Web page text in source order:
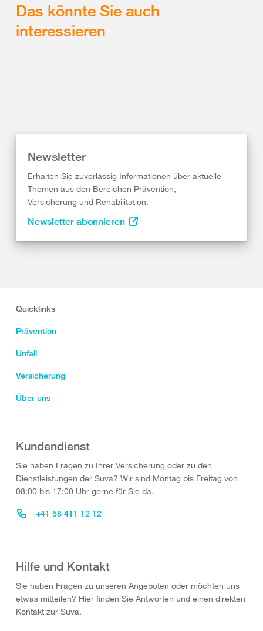
Das könnte Sie auch
interessieren
Newsletter
Erhalten Sie zuverlässig Informationen über aktuelle
Themen aus den Bereichen Prävention,
Versicherung und Rehabilitation.
Newsletter abonnieren
Quicklinks
Prävention
Unfall
Versicherung
Über uns
Kundendienst
Sie haben Fragen zu Ihrer Versicherung oder zu den
Dienstleistungen der Suva? Wir sind Montag bis Freitag von
08:00 bis 17:00 Uhr gerne für Sie da.
+41 58 411 12 12
Hilfe und Kontakt
Sie haben Fragen zu unseren Angeboten oder möchten uns
etwas mitteilen? Hier finden Sie Antworten und einen direkten
Kontakt zur Suva.